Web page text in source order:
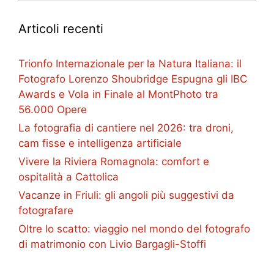
Articoli recenti
Trionfo Internazionale per la Natura Italiana: il
Fotografo Lorenzo Shoubridge Espugna gli IBC
Awards e Vola in Finale al MontPhoto tra
56.000 Opere
La fotografia di cantiere nel 2026: tra droni,
cam fisse e intelligenza artificiale
Vivere la Riviera Romagnola: comfort e
ospitalità a Cattolica
Vacanze in Friuli: gli angoli più suggestivi da
fotografare
Oltre lo scatto: viaggio nel mondo del fotografo
di matrimonio con Livio Bargagli-Stoffi